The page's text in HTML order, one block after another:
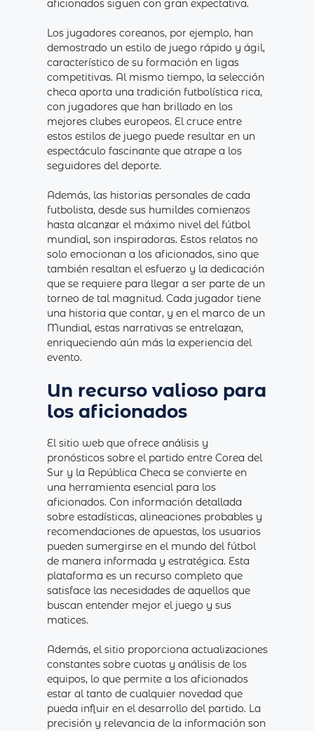
aficionados siguen con gran expectativa.
Los jugadores coreanos, por ejemplo, han
demostrado un estilo de juego rápido y ágil,
característico de su formación en ligas
competitivas. Al mismo tiempo, la selección
checa aporta una tradición futbolística rica,
con jugadores que han brillado en los
mejores clubes europeos. El cruce entre
estos estilos de juego puede resultar en un
espectáculo fascinante que atrape a los
seguidores del deporte.
Además, las historias personales de cada
futbolista, desde sus humildes comienzos
hasta alcanzar el máximo nivel del fútbol
mundial, son inspiradoras. Estos relatos no
solo emocionan a los aficionados, sino que
también resaltan el esfuerzo y la dedicación
que se requiere para llegar a ser parte de un
torneo de tal magnitud. Cada jugador tiene
una historia que contar, y en el marco de un
Mundial, estas narrativas se entrelazan,
enriqueciendo aún más la experiencia del
evento.
Un recurso valioso para
los aficionados
El sitio web que ofrece análisis y
pronósticos sobre el partido entre Corea del
Sur y la República Checa se convierte en
una herramienta esencial para los
aficionados. Con información detallada
sobre estadísticas, alineaciones probables y
recomendaciones de apuestas, los usuarios
pueden sumergirse en el mundo del fútbol
de manera informada y estratégica. Esta
plataforma es un recurso completo que
satisface las necesidades de aquellos que
buscan entender mejor el juego y sus
matices.
Además, el sitio proporciona actualizaciones
constantes sobre cuotas y análisis de los
equipos, lo que permite a los aficionados
estar al tanto de cualquier novedad que
pueda influir en el desarrollo del partido. La
precisión y relevancia de la información son